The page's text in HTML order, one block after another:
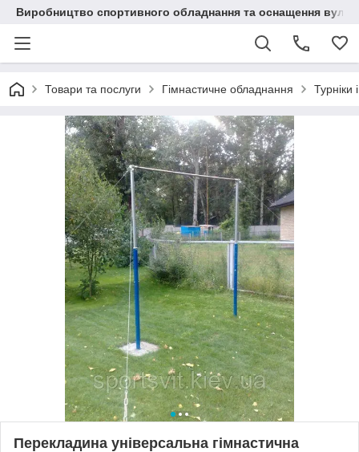
Виробництво спортивного обладнання та оснащення
Товари та послуги Гімнастичне обладнання Турніки
Перекладина універсальна гімнастична